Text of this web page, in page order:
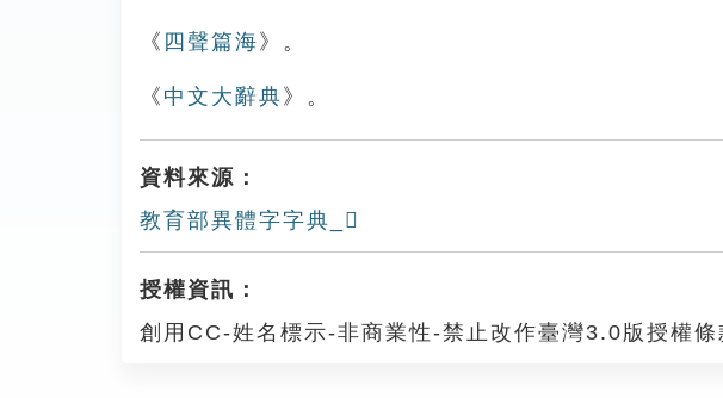
《 四聲篇海 》。
《 中文大辭典 》。
資料來源：
教育部異體字字典_𧴟
授權資訊：
創用CC-姓名標示-非商業性-禁止改作臺灣3.0版授權條